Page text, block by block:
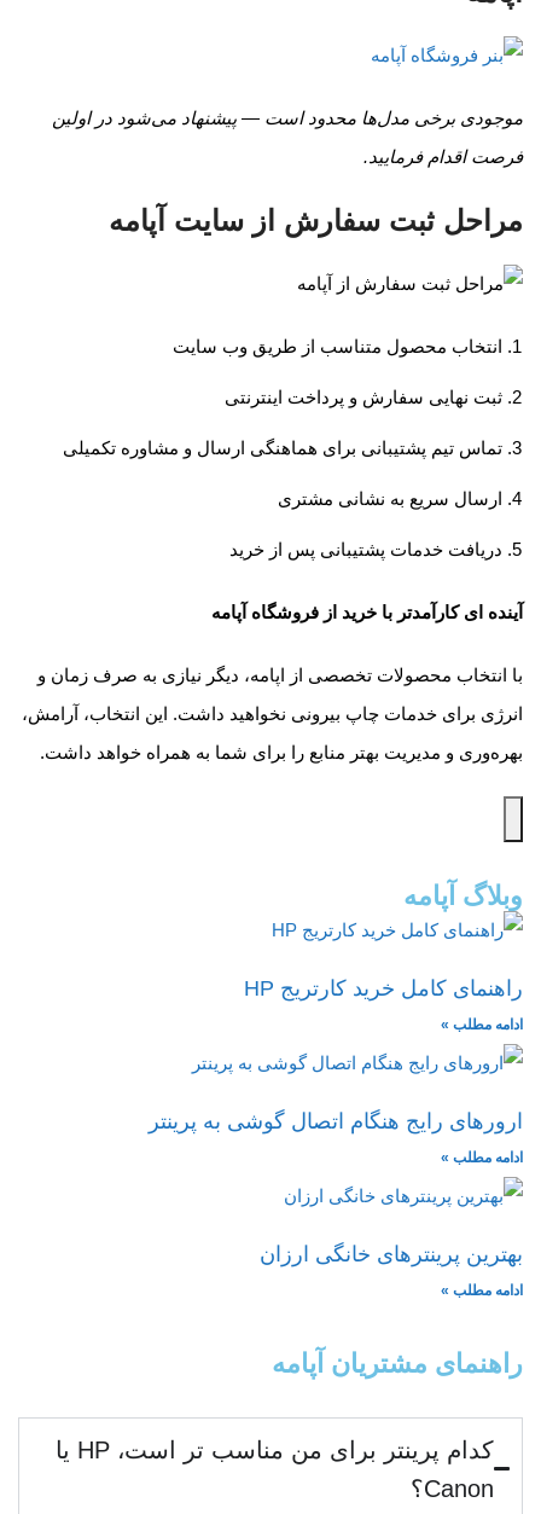
موجودی برخی مدل‌ها محدود است — پیشنهاد می‌شود در اولین
فرصت اقدام فرمایید.
مراحل ثبت سفارش از سایت آپامه
انتخاب محصول متناسب از طریق وب سایت
ثبت نهایی سفارش و پرداخت اینترنتی
تماس تیم پشتیبانی برای هماهنگی ارسال و مشاوره تکمیلی
ارسال سریع به نشانی مشتری
دریافت خدمات پشتیبانی پس از خرید
آینده ای کارآمدتر با خرید از فروشگاه آپامه
با انتخاب محصولات تخصصی از اپامه، دیگر نیازی به صرف زمان و
انرژی برای خدمات چاپ بیرونی نخواهید داشت. این انتخاب، آرامش،
بهره‌وری و مدیریت بهتر منابع را برای شما به همراه خواهد داشت.
وبلاگ آپامه
راهنمای کامل خرید کارتریج HP
ادامه مطلب »
ارورهای رایج هنگام اتصال گوشی به پرینتر
ادامه مطلب »
بهترین پرینترهای خانگی ارزان
ادامه مطلب »
راهنمای مشتریان آپامه
کدام پرینتر برای من مناسب تر است، HP یا
Canon؟